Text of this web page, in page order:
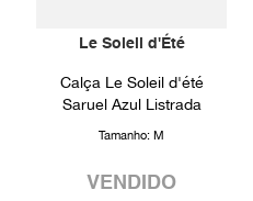
Le Soleil d'Été
Calça Le Soleil d'été
Saruel Azul Listrada
Tamanho: M
VENDIDO